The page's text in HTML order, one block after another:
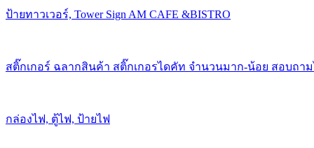
ป้ายทาวเวอร์, Tower Sign AM CAFE &BISTRO
สติ๊กเกอร์ ฉลากสินค้า สติ๊กเกอรไดคัท จำนวนมาก-น้อย สอบถา
กล่องไฟ, ตู้ไฟ, ป้ายไฟ